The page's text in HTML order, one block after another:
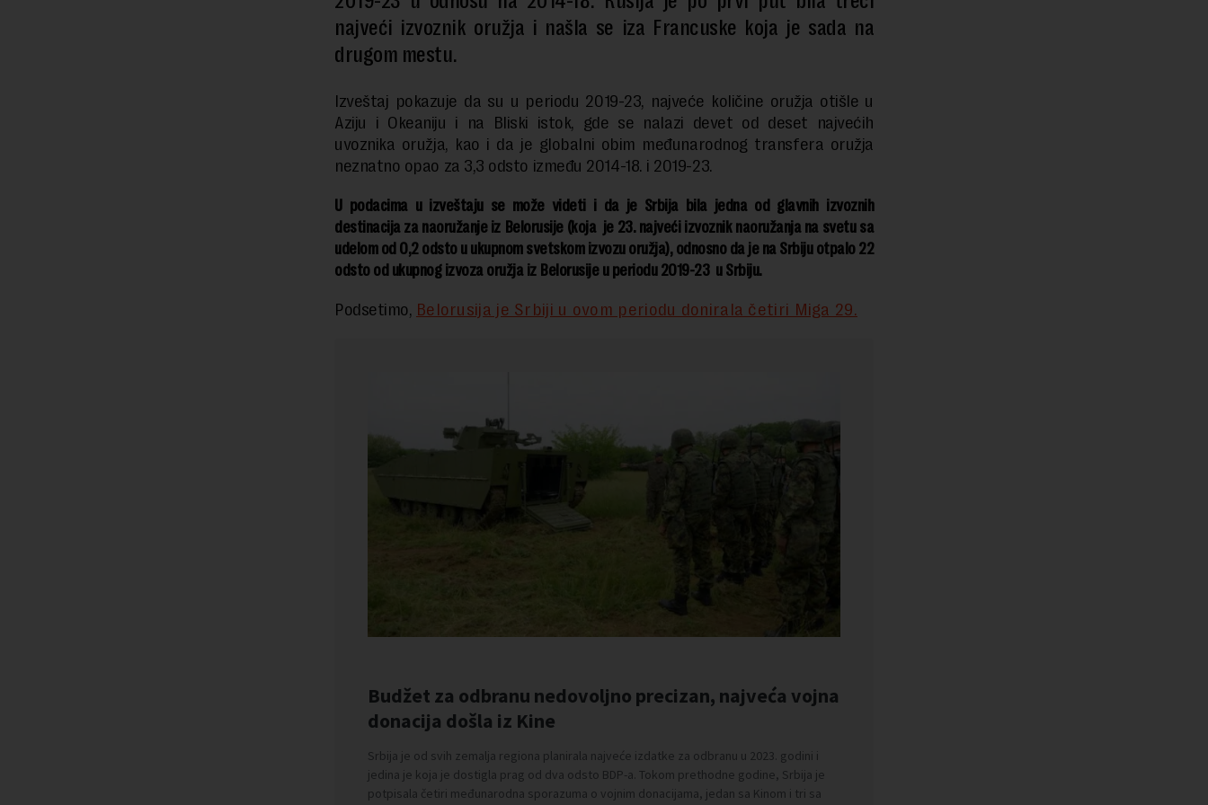
najveći izvoznik oružja i našla se iza Francuske koja je sada na
drugom mestu.
Izveštaj pokazuje da su u periodu 2019-23, najveće količine oružja otišle u
Aziju i Okeaniju i na Bliski istok, gde se nalazi devet od deset najvećih
uvoznika oružja, kao i da je globalni obim međunarodnog transfera oružja
neznatno opao za 3,3 odsto između 2014-18. i 2019-23.
U podacima u izveštaju se može videti i da je Srbija bila jedna od glavnih izvoznih
destinacija za naoružanje iz Belorusije (koja je 23. najveći izvoznik naoružanja na svetu sa
udelom od 0,2 odsto u ukupnom svetskom izvozu oružja), odnosno da je na Srbiju otpalo 22
odsto od ukupnog izvoza oružja iz Belorusije u periodu 2019-23 u Srbiju.
Podsetimo, Belorusija je Srbiji u ovom periodu donirala četiri Miga 29.